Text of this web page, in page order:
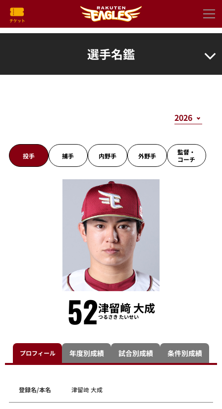
選手名鑑
投手 捕手 内野手 外野手
監督・
コーチ
52津留﨑 大成
つるさき たいせい
プロフィール 年度別成績 試合別成績 条件別成績
登録名/本名 津留﨑 大成